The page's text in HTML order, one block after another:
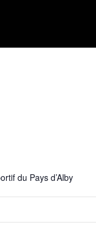
du Pays d’Alby